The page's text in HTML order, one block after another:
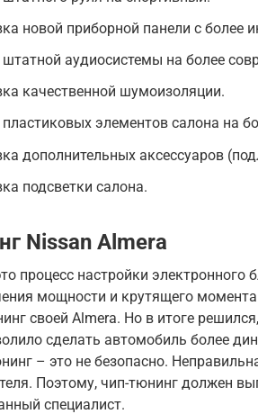
новой приборной панели с
аудиосистемы на более
качественной шумоизоляции.
элементов салона на
дополнительных аксессуаров
подсветки салона.
Nissan Almera
процесс настройки электронного
мощности и крутящего
своей Almera. Но в итоге
сделать автомобиль более
– это не безопасно.
Поэтому, чип-тюнинг должен
специалист.